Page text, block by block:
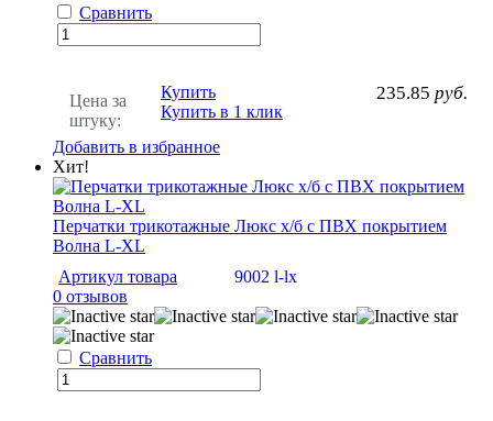
Сравнить
Цена за
штуку:
235.85 руб.
Купить
Купить в 1 клик
Добавить в избранное
Хит!
Перчатки трикотажные Люкс х/б с ПВХ покрытием
Волна L-XL
Артикул товара
9002 l-lx
0 отзывов
Сравнить